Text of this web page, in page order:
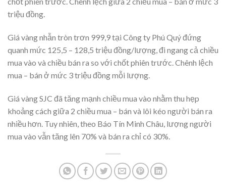
triệu đồng.
Giá vàng nhẫn tròn trơn 999,9 tại Công ty Phú Quý đứng
quanh mức 125,5 – 128,5 triệu đồng/lượng, đi ngang cả chiều
mua vào và chiều bán ra so với chốt phiên trước. Chênh lệch
mua – bán ở mức 3 triệu đồng mỗi lượng.
Giá vàng SJC đã tăng mạnh chiều mua vào nhằm thu hẹp
khoảng cách giữa 2 chiều mua – bán và lôi kéo người bán ra
nhiều hơn. Tuy nhiên, theo Báo Tín Minh Châu, lượng người
mua vào vẫn tăng lên 70% và bán ra chỉ có 30%.